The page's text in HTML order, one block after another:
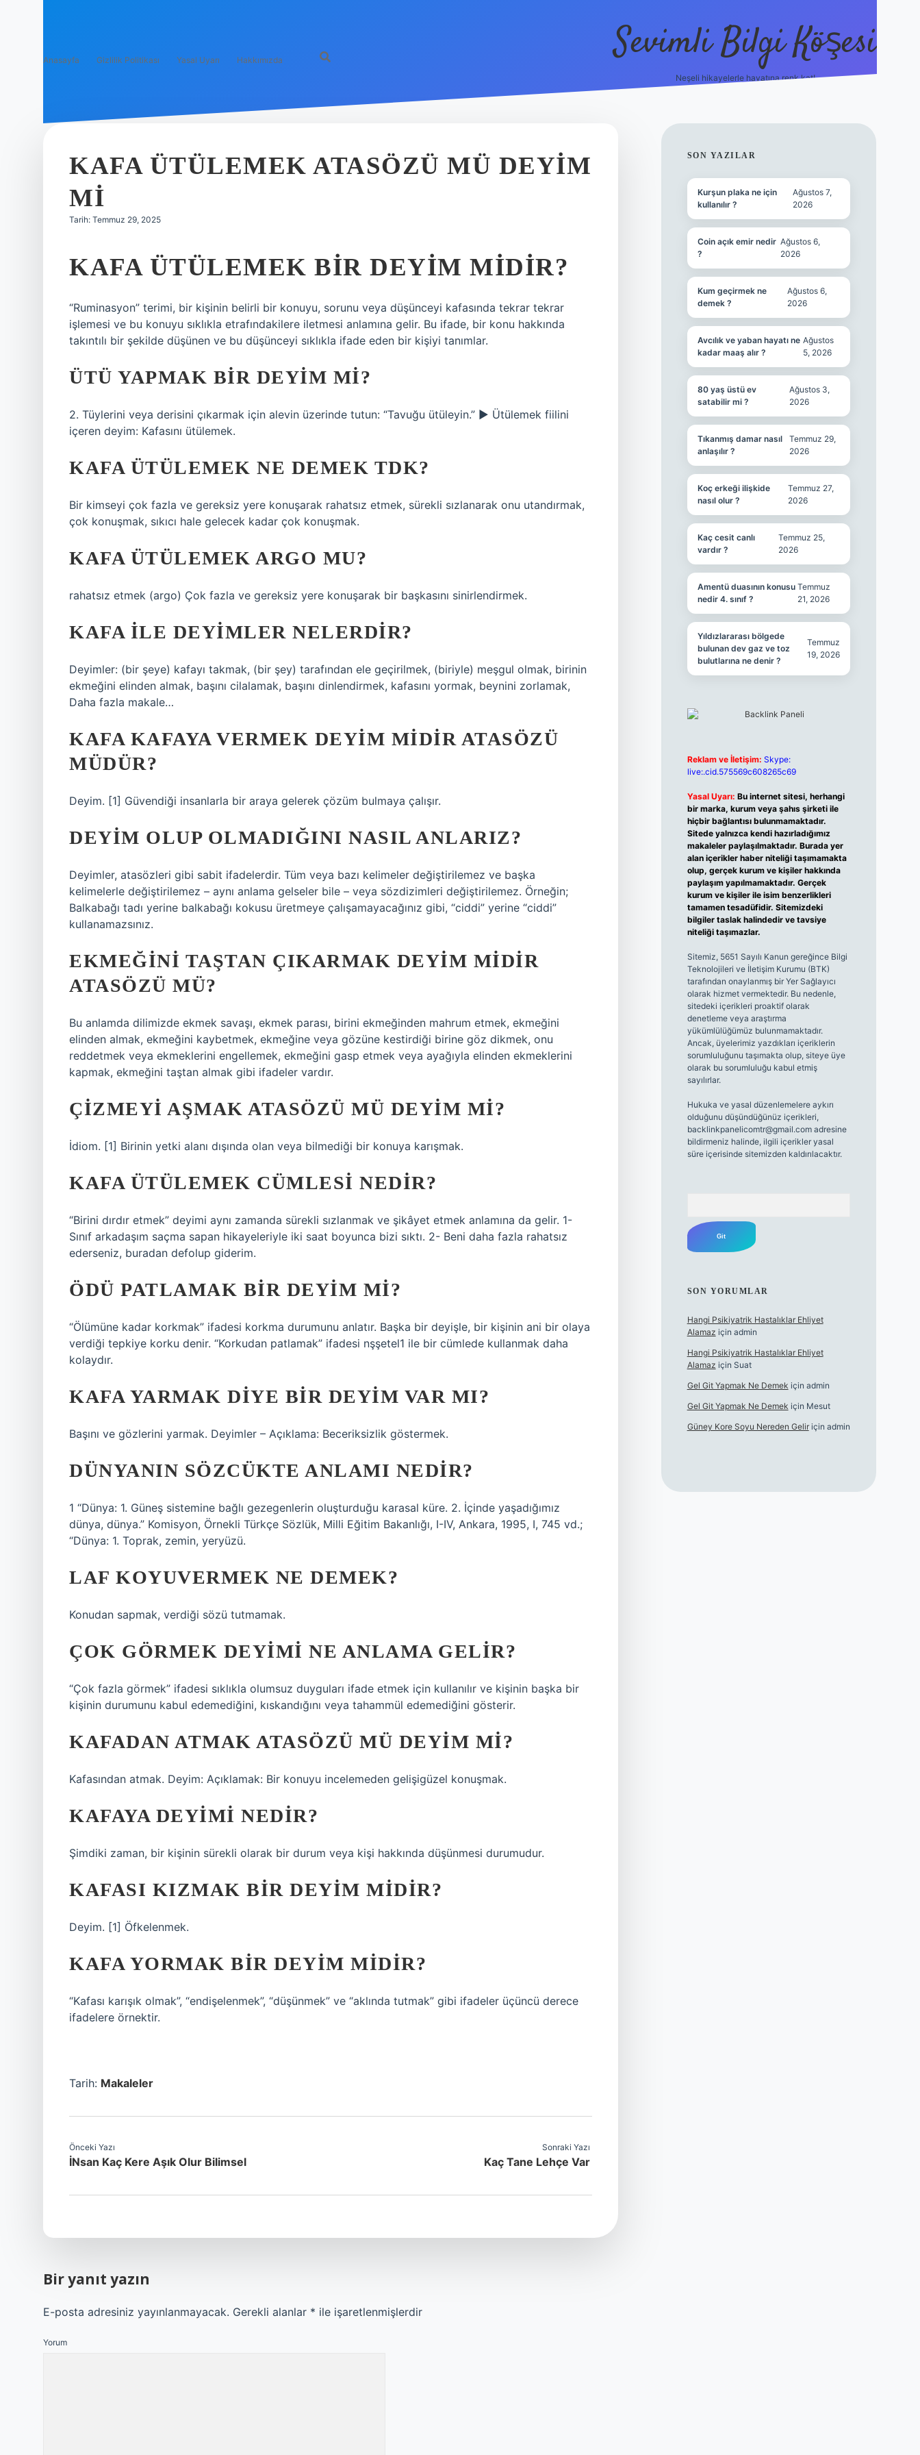
Anasayfa Gizlilik Politikası Yasal Uyarı Hakkımızda Sevimli Bilgi Köşesi
Neşeli hikayelerle hayatına renk kat!
KAFA ÜTÜLEMEK ATASÖZÜ MÜ DEYIM
MI
Tarih: Temmuz 29, 2025
KAFA ÜTÜLEMEK BIR DEYIM MIDIR?
“Ruminasyon” terimi, bir kişinin belirli bir konuyu, sorunu veya düşünceyi kafasında tekrar tekrar
işlemesi ve bu konuyu sıklıkla etrafındakilere iletmesi anlamına gelir. Bu ifade, bir konu hakkında
takıntılı bir şekilde düşünen ve bu düşünceyi sıklıkla ifade eden bir kişiyi tanımlar.
ÜTÜ YAPMAK BIR DEYIM MI?
2. Tüylerini veya derisini çıkarmak için alevin üzerinde tutun: “Tavuğu ütüleyin.” ► Ütülemek fiilini
içeren deyim: Kafasını ütülemek.
KAFA ÜTÜLEMEK NE DEMEK TDK?
Bir kimseyi çok fazla ve gereksiz yere konuşarak rahatsız etmek, sürekli sızlanarak onu utandırmak,
çok konuşmak, sıkıcı hale gelecek kadar çok konuşmak.
KAFA ÜTÜLEMEK ARGO MU?
rahatsız etmek (argo) Çok fazla ve gereksiz yere konuşarak bir başkasını sinirlendirmek.
KAFA ILE DEYIMLER NELERDIR?
Deyimler: (bir şeye) kafayı takmak, (bir şey) tarafından ele geçirilmek, (biriyle) meşgul olmak, birinin
ekmeğini elinden almak, başını cilalamak, başını dinlendirmek, kafasını yormak, beynini zorlamak,
Daha fazla makale…
KAFA KAFAYA VERMEK DEYIM MIDIR ATASÖZÜ
MÜDÜR?
Deyim. [1] Güvendiği insanlarla bir araya gelerek çözüm bulmaya çalışır.
DEYIM OLUP OLMADIĞINI NASIL ANLARIZ?
Deyimler, atasözleri gibi sabit ifadelerdir. Tüm veya bazı kelimeler değiştirilemez ve başka
kelimelerle değiştirilemez – aynı anlama gelseler bile – veya sözdizimleri değiştirilemez. Örneğin;
Balkabağı tadı yerine balkabağı kokusu üretmeye çalışamayacağınız gibi, “ciddi” yerine “ciddi”
kullanamazsınız.
EKMEĞINI TAŞTAN ÇIKARMAK DEYIM MIDIR
ATASÖZÜ MÜ?
Bu anlamda dilimizde ekmek savaşı, ekmek parası, birini ekmeğinden mahrum etmek, ekmeğini
elinden almak, ekmeğini kaybetmek, ekmeğine veya gözüne kestirdiği birine göz dikmek, onu
reddetmek veya ekmeklerini engellemek, ekmeğini gasp etmek veya ayağıyla elinden ekmeklerini
kapmak, ekmeğini taştan almak gibi ifadeler vardır.
ÇIZMEYI AŞMAK ATASÖZÜ MÜ DEYIM MI?
İdiom. [1] Birinin yetki alanı dışında olan veya bilmediği bir konuya karışmak.
KAFA ÜTÜLEMEK CÜMLESI NEDIR?
“Birini dırdır etmek” deyimi aynı zamanda sürekli sızlanmak ve şikâyet etmek anlamına da gelir. 1-
Sınıf arkadaşım saçma sapan hikayeleriyle iki saat boyunca bizi sıktı. 2- Beni daha fazla rahatsız
ederseniz, buradan defolup giderim.
ÖDÜ PATLAMAK BIR DEYIM MI?
“Ölümüne kadar korkmak” ifadesi korkma durumunu anlatır. Başka bir deyişle, bir kişinin ani bir olaya
verdiği tepkiye korku denir. “Korkudan patlamak” ifadesi nşşetel1 ile bir cümlede kullanmak daha
kolaydır.
KAFA YARMAK DIYE BIR DEYIM VAR MI?
Başını ve gözlerini yarmak. Deyimler – Açıklama: Beceriksizlik göstermek.
DÜNYANIN SÖZCÜKTE ANLAMI NEDIR?
1 “Dünya: 1. Güneş sistemine bağlı gezegenlerin oluşturduğu karasal küre. 2. İçinde yaşadığımız
dünya, dünya.” Komisyon, Örnekli Türkçe Sözlük, Milli Eğitim Bakanlığı, I-IV, Ankara, 1995, I, 745 vd.;
“Dünya: 1. Toprak, zemin, yeryüzü.
LAF KOYUVERMEK NE DEMEK?
Konudan sapmak, verdiği sözü tutmamak.
ÇOK GÖRMEK DEYIMI NE ANLAMA GELIR?
“Çok fazla görmek” ifadesi sıklıkla olumsuz duyguları ifade etmek için kullanılır ve kişinin başka bir
kişinin durumunu kabul edemediğini, kıskandığını veya tahammül edemediğini gösterir.
KAFADAN ATMAK ATASÖZÜ MÜ DEYIM MI?
Kafasından atmak. Deyim: Açıklamak: Bir konuyu incelemeden gelişigüzel konuşmak.
KAFAYA DEYIMI NEDIR?
Şimdiki zaman, bir kişinin sürekli olarak bir durum veya kişi hakkında düşünmesi durumudur.
KAFASI KIZMAK BIR DEYIM MIDIR?
Deyim. [1] Öfkelenmek.
KAFA YORMAK BIR DEYIM MIDIR?
“Kafası karışık olmak”, “endişelenmek”, “düşünmek” ve “aklında tutmak” gibi ifadeler üçüncü derece
ifadelere örnektir.
Tarih: Makaleler
Önceki Yazı
İNsan Kaç Kere Aşık Olur Bilimsel
Sonraki Yazı
Kaç Tane Lehçe Var
Bir yanıt yazın
E-posta adresiniz yayınlanmayacak. Gerekli alanlar * ile işaretlenmişlerdir
Yorum
SIDEBAR
SON YAZILAR
Kurşun plaka ne için
kullanılır ?
Ağustos 7,
2026
Coin açık emir nedir
?
Ağustos 6,
2026
Kum geçirmek ne
demek ?
Ağustos 6,
2026
Avcılık ve yaban hayatı ne
kadar maaş alır ?
Ağustos
5, 2026
80 yaş üstü ev
satabilir mi ?
Ağustos 3,
2026
Tıkanmış damar nasıl
anlaşılır ?
Temmuz 29,
2026
Koç erkeği ilişkide
nasıl olur ?
Temmuz 27,
2026
Kaç cesit canlı
vardır ?
Temmuz 25,
2026
Amentü duasının konusu
nedir 4. sınıf ?
Temmuz
21, 2026
Yıldızlararası bölgede
bulunan dev gaz ve toz
bulutlarına ne denir ?
Temmuz
19, 2026
Reklam ve İletişim: Skype:
live:.cid.575569c608265c69
Yasal Uyarı: Bu internet sitesi, herhangi
bir marka, kurum veya şahıs şirketi ile
hiçbir bağlantısı bulunmamaktadır.
Sitede yalnızca kendi hazırladığımız
makaleler paylaşılmaktadır. Burada yer
alan içerikler haber niteliği taşımamakta
olup, gerçek kurum ve kişiler hakkında
paylaşım yapılmamaktadır. Gerçek
kurum ve kişiler ile isim benzerlikleri
tamamen tesadüfidir. Sitemizdeki
bilgiler taslak halindedir ve tavsiye
niteliği taşımazlar.
Sitemiz, 5651 Sayılı Kanun gereğince Bilgi
Teknolojileri ve İletişim Kurumu (BTK)
tarafından onaylanmış bir Yer Sağlayıcı
olarak hizmet vermektedir. Bu nedenle,
sitedeki içerikleri proaktif olarak
denetleme veya araştırma
yükümlülüğümüz bulunmamaktadır.
Ancak, üyelerimiz yazdıkları içeriklerin
sorumluluğunu taşımakta olup, siteye üye
olarak bu sorumluluğu kabul etmiş
sayılırlar.
Hukuka ve yasal düzenlemelere aykırı
olduğunu düşündüğünüz içerikleri,
backlinkpanelicomtr@gmail.comadresine
bildirmeniz halinde, ilgili içerikler yasal
süre içerisinde sitemizden kaldırılacaktır.
SON YORUMLAR
Hangi Psikiyatrik Hastalıklar Ehliyet
Alamaz için admin
Hangi Psikiyatrik Hastalıklar Ehliyet
Alamaz için Suat
Gel Git Yapmak Ne Demek için admin
Gel Git Yapmak Ne Demek için Mesut
Güney Kore Soyu Nereden Geliriçin admin
hiltonbet güncel giriş